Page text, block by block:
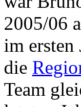
2005/06
im
die
Team